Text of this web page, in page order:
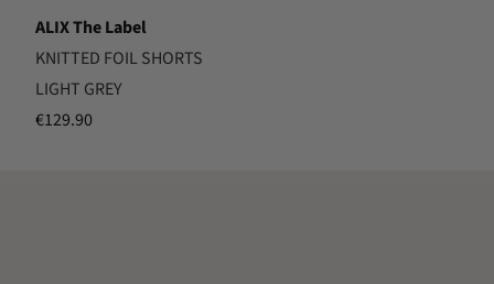
ALIX The Label
KNITTED FOIL SHORTS
LIGHT GREY
€129.90